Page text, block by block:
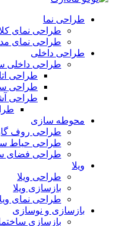
طراحی نما
طراحی نمای
طراحی نمای
طراحی داخلی
طراحی داخلی
طراحی
طراحی
طراحی
محوطه سازی
طراحی روف
طراحی حیاط
طراحی فضای
ویلا
طراحی ویلا
بازسازی ویلا
طراحی نمای
بازسازی و نوسازی
بازسازی